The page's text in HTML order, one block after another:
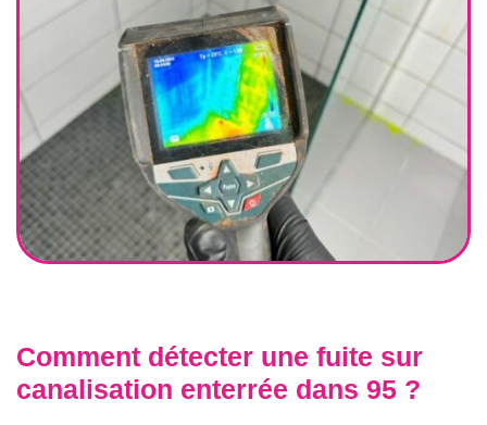
Comment détecter une fuite sur
canalisation enterrée dans 95 ?